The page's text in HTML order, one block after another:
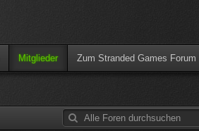
Mitglieder Zum Stranded Games Forum